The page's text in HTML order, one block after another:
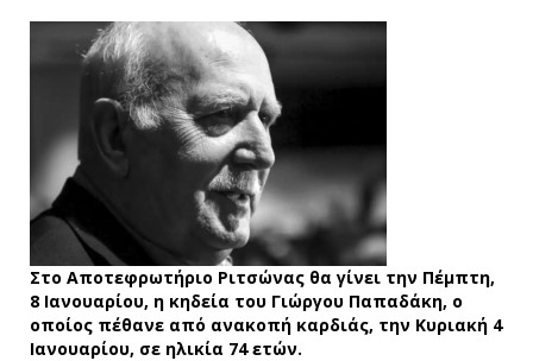
Στο Αποτεφρωτήριο Ριτσώνας θα γίνει την Πέμπτη,
8 Ιανουαρίου, η κηδεία του Γιώργου Παπαδάκη, ο
οποίος πέθανε από ανακοπή καρδιάς, την Κυριακή 4
Ιανουαρίου, σε ηλικία 74 ετών.